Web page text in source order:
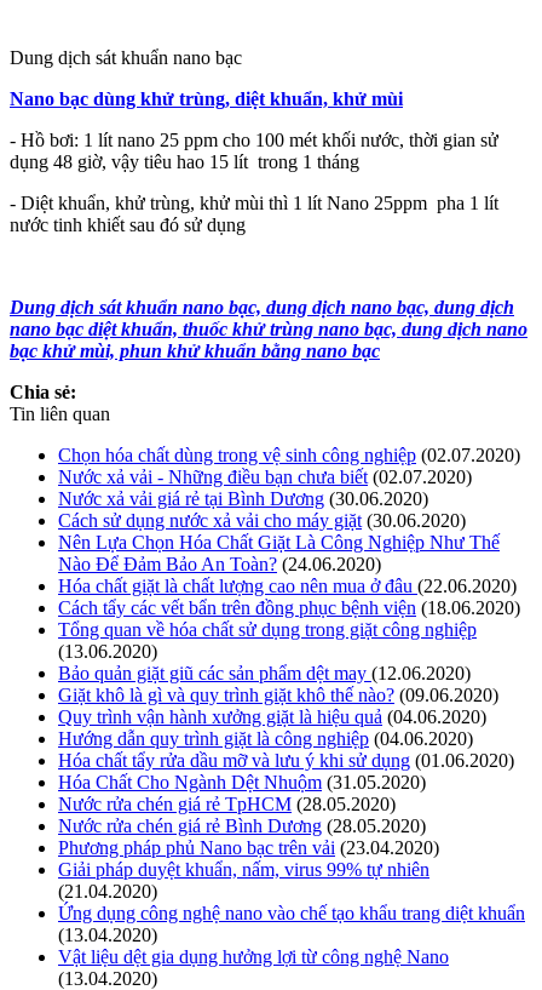
Dung dịch sát khuẩn nano bạc
Nano bạc dùng khử trùng, diệt khuẩn, khử mùi
- Hồ bơi: 1 lít nano 25 ppm cho 100 mét khối nước, thời gian sử
dụng 48 giờ, vậy tiêu hao 15 lít trong 1 tháng
- Diệt khuẩn, khử trùng, khử mùi thì 1 lít Nano 25ppm pha 1 lít
nước tinh khiết sau đó sử dụng
Dung dịch sát khuẩn nano bạc, dung dịch nano bạc, dung dịch
nano bạc diệt khuẩn, thuốc khử trùng nano bạc, dung dịch nano
bạc khử mùi, phun khử khuẩn bằng nano bạc
Chia sẻ:
Tin liên quan
Chọn hóa chất dùng trong vệ sinh công nghiệp (02.07.2020)
Nước xả vải - Những điều bạn chưa biết (02.07.2020)
Nước xả vải giá rẻ tại Bình Dương (30.06.2020)
Cách sử dụng nước xả vải cho máy giặt (30.06.2020)
Nên Lựa Chọn Hóa Chất Giặt Là Công Nghiệp Như Thế
Nào Để Đảm Bảo An Toàn? (24.06.2020)
Hóa chất giặt là chất lượng cao nên mua ở đâu (22.06.2020)
Cách tẩy các vết bẩn trên đồng phục bệnh viện (18.06.2020)
Tổng quan về hóa chất sử dụng trong giặt công nghiệp
(13.06.2020)
Bảo quản giặt giũ các sản phẩm dệt may (12.06.2020)
Giặt khô là gì và quy trình giặt khô thế nào? (09.06.2020)
Quy trình vận hành xưởng giặt là hiệu quả (04.06.2020)
Hướng dẫn quy trình giặt là công nghiệp (04.06.2020)
Hóa chất tẩy rửa dầu mỡ và lưu ý khi sử dụng (01.06.2020)
Hóa Chất Cho Ngành Dệt Nhuộm (31.05.2020)
Nước rửa chén giá rẻ TpHCM (28.05.2020)
Nước rửa chén giá rẻ Bình Dương (28.05.2020)
Phương pháp phủ Nano bạc trên vải (23.04.2020)
Giải pháp duyệt khuẩn, nấm, virus 99% tự nhiên
(21.04.2020)
Ứng dụng công nghệ nano vào chế tạo khẩu trang diệt khuẩn
(13.04.2020)
Vật liệu dệt gia dụng hưởng lợi từ công nghệ Nano
(13.04.2020)